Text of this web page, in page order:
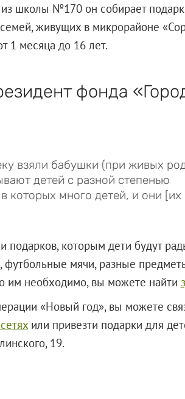
школы №170 он собирает
живущих в микрорайоне
1 месяца до 16 лет.
фонда
взяли бабушки (при живых
детей с разной степенью
которых много детей, и они
подарков, которым дети будут
футбольные мячи, разные
им необходимо, вы можете найти
«Новый год», вы можете
или привезти подарки для
Белинского, 19.